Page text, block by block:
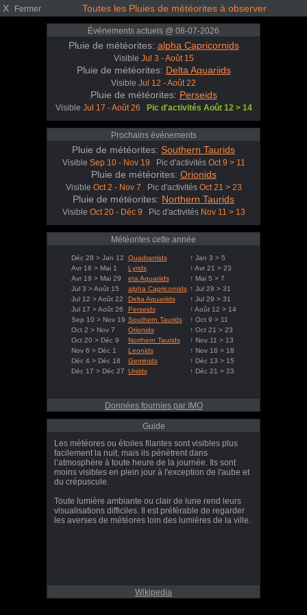
X Fermer Toutes les Pluies de météorites à observer
Événements actuels @ 08-07-2026
Pluie de météorites: alpha Capricornids
Visible Jul 3 - Août 15
Pluie de météorites: Delta Aquariids
Visible Jul 12 - Août 22
Pluie de météorites: Perseids
Visible Jul 17 - Août 26 Pic d'activités Août 12 > 14
Prochains événements
Pluie de météorites: Southern Taurids
Visible Sep 10 - Nov 19 Pic d'activités Oct 9 > 11
Pluie de météorites: Orionids
Visible Oct 2 - Nov 7 Pic d'activités Oct 21 > 23
Pluie de météorites: Northern Taurids
Visible Oct 20 - Déc 9 Pic d'activités Nov 11 > 13
Météorites cette année
Déc 28 > Jan 12 Quadrantids
↑ Jan 3 > 5
Avr 16 > Mai 1
Lyrids
↑ Avr 21 > 23
Avr 19 > Mai 29
eta Aquariids
↑ Mai 5 > 7
Jul 3 > Août 15
alpha Capricornids ↑ Jul 29 > 31
Jul 12 > Août 22
Delta Aquariids
↑ Jul 29 > 31
Jul 17 > Août 26
Perseids
↑ Août 12 > 14
Sep 10 > Nov 19 Southern Taurids
↑ Oct 9 > 11
Oct 2 > Nov 7
Orionids
↑ Oct 21 > 23
Oct 20 > Déc 9
Northern Taurids
↑ Nov 11 > 13
Nov 6 > Déc 1
Leonids
↑ Nov 16 > 18
Déc 4 > Déc 18
Geminids
↑ Déc 13 > 15
Déc 17 > Déc 27 Ursids ↑ Déc 21 > 23
Données fournies par IMO
Guide
Les météores ou étoiles filantes sont visibles plus
facilement la nuit, mais ils pénètrent dans
l’atmosphère à toute heure de la journée. Ils sont
moins visibles en plein jour à l'exception de l'aube et
du crépuscule.
Toute lumière ambiante ou clair de lune rend leurs
visualisations difficiles. Il est préférable de regarder
les averses de météores loin des lumières de la ville.
Wikipedia